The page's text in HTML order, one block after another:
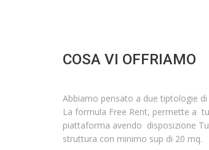
COSA VI OFFRIAMO
Abbiamo pensato a due tiptologie
La formula Free Rent, permette a
piattaforma avendo disposizione
struttura con minimo sup di 20 mq.